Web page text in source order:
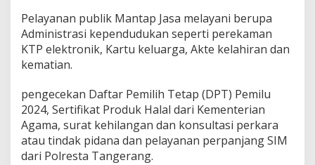
g
a
r
s
a
T
a
n
g
Pelayanan publik Mantap Jasa melayani berupa
Administrasi kependudukan seperti perekaman
KTP elektronik, Kartu keluarga, Akte kelahiran dan
kematian.
pengecekan Daftar Pemilih Tetap (DPT) Pemilu
2024, Sertifikat Produk Halal dari Kementerian
Agama, surat kehilangan dan konsultasi perkara
atau tindak pidana dan pelayanan perpanjang SIM
dari Polresta Tangerang.